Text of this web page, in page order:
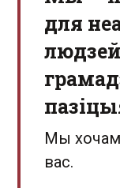
для
Мы хочам
вас.